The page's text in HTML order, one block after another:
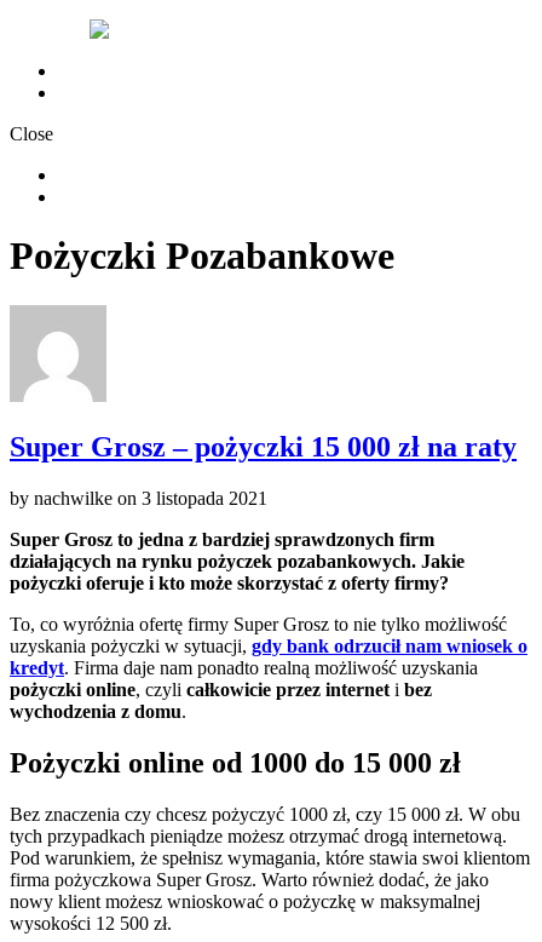
Close
Pożyczki Pozabankowe
Super Grosz – pożyczki 15 000 zł na raty
by nachwilke on 3 listopada 2021
Super Grosz to jedna z bardziej sprawdzonych firm
działających na rynku pożyczek pozabankowych. Jakie
pożyczki oferuje i kto może skorzystać z oferty firmy?
To, co wyróżnia ofertę firmy Super Grosz to nie tylko możliwość
uzyskania pożyczki w sytuacji, gdy bank odrzucił nam wniosek o
kredyt. Firma daje nam ponadto realną możliwość uzyskania
pożyczki online, czyli całkowicie przez internet i bez
wychodzenia z domu.
Pożyczki online od 1000 do 15 000 zł
Bez znaczenia czy chcesz pożyczyć 1000 zł, czy 15 000 zł. W obu
tych przypadkach pieniądze możesz otrzymać drogą internetową.
Pod warunkiem, że spełnisz wymagania, które stawia swoi klientom
firma pożyczkowa Super Grosz. Warto również dodać, że jako
nowy klient możesz wnioskować o pożyczkę w maksymalnej
wysokości 12 500 zł.